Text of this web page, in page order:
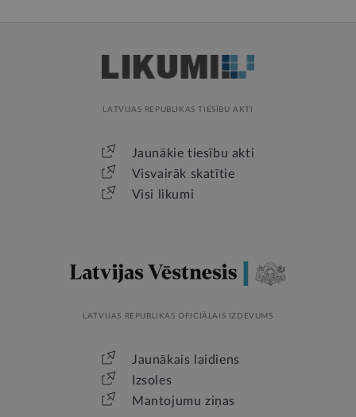
LATVIJAS REPUBLIKAS TIESĪBU AKTI
Jaunākie tiesību akti
Visvairāk skatītie
Visi likumi
LATVIJAS REPUBLIKAS OFICIĀLAIS IZDEVUMS
Jaunākais laidiens
Izsoles
Mantojumu ziņas